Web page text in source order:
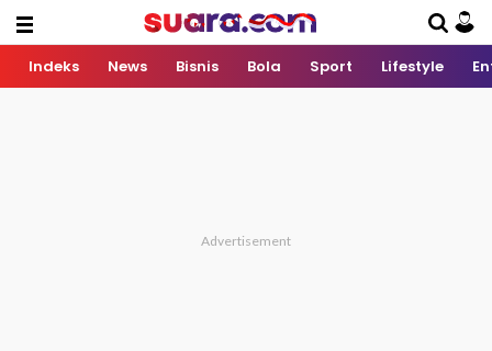
Indeks News Bisnis Bola Sport Lifestyle